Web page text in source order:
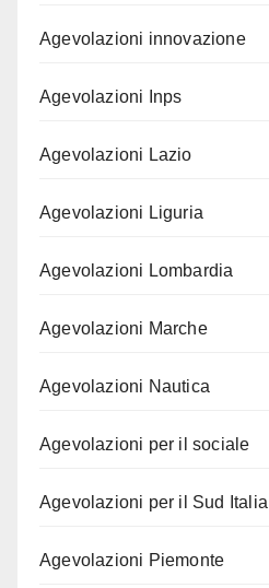
Agevolazioni innovazione
Agevolazioni Inps
Agevolazioni Lazio
Agevolazioni Liguria
Agevolazioni Lombardia
Agevolazioni Marche
Agevolazioni Nautica
Agevolazioni per il sociale
Agevolazioni per il Sud Italia
Agevolazioni Piemonte